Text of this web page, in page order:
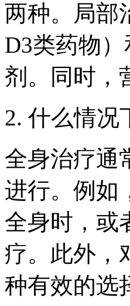
两种。局部
D3类药物
剂。同时，
2. 什么情况
全身治疗通
进行。例如
全身时，或
疗。此外，
种有效的选